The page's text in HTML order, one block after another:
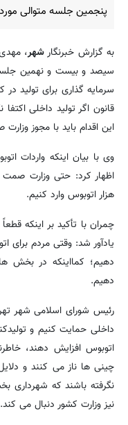
پنجمین جلسه متوالی
به گزارش خبرنگارشهر،
سیصد و بیست و نهمین
سرمایه گذاری برای تولید
قانون اگر تولید داخلی
این اقدام باید با مجوز
وی با بیان اینکه واردات
هزار اتوبوس وارد کنیم.
چمران با تأکید بر اینکه
یادآور شد: وقتی مردم برای
دهیم؛ کمااینکه در بخش
دهیم.
رئیس شورای اسلامی شهر
داخلی حمایت کنیم و
اتوبوس افزایش دهند،
چینی ها ناز می کنند و
نگرفته باشند که شهرداری
نیز وزارت کشور دنبال می کند.